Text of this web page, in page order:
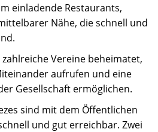
einladende Restaurants,
Nähe, die schnell und
Vereine beheimatet,
aufrufen und eine
Gesellschaft ermöglichen.
sind mit dem Öffentlichen
und gut erreichbar. Zwei